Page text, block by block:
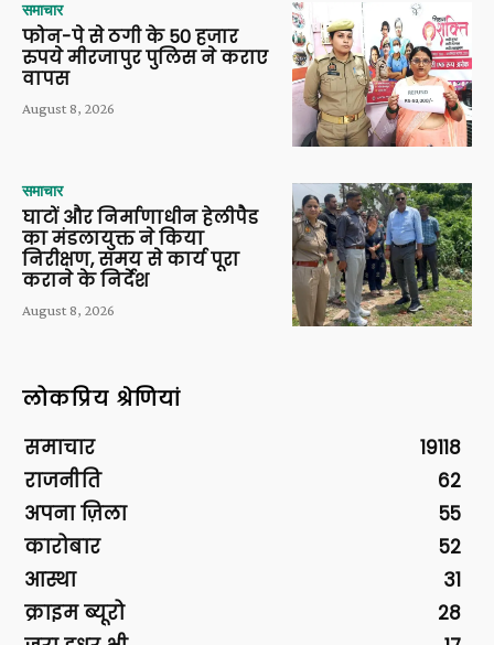
समाचार
फोन-पे से ठगी के 50 हजार
रुपये मीरजापुर पुलिस ने कराए
वापस
August 8, 2026
समाचार
घाटों और निर्माणाधीन हेलीपैड
का मंडलायुक्त ने किया
निरीक्षण, समय से कार्य पूरा
कराने के निर्देश
August 8, 2026
लोकप्रिय श्रेणियां
समाचार
19118
राजनीति
62
अपना ज़िला
55
कारोबार
52
आस्था
31
क्राइम ब्यूरो
28